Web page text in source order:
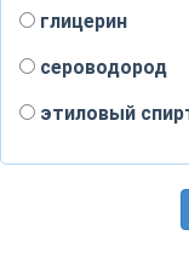
глицерин
сероводород
этиловый